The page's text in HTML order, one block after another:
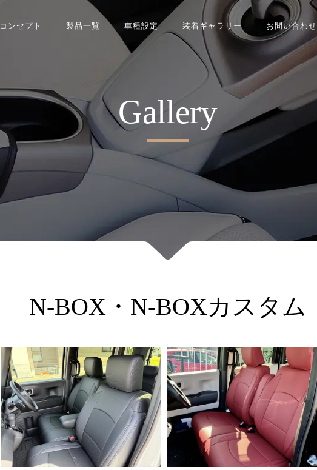
コンセプト 製品一覧 車種設定 装着ギャラリー お問い合わせ
Gallery
N-BOX・N-BOXカスタム